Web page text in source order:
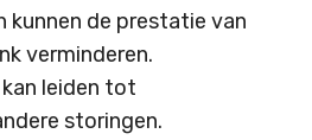
kunnen de prestatie van
verminderen.
leiden tot
storingen.